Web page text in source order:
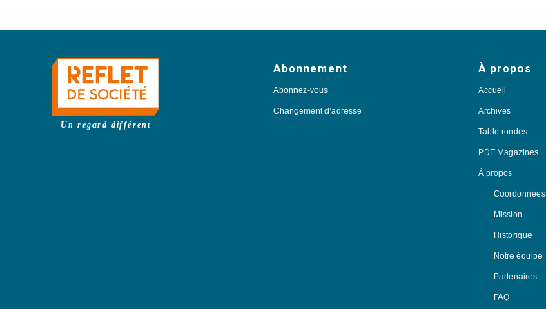
Un regard différent
Abonnement
Abonnez-vous
Changement d’adresse
À propos
Accueil
Archives
Table rondes
PDF Magazines
À propos
Coordonnées
Mission
Historique
Notre équipe
Partenaires
FAQ